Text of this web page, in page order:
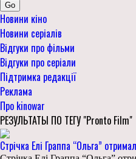
Go
Новини кіно
Новини серіалів
Відгуки про фільми
Відгуки про серіали
Підтримка редакції
Реклама
Про kinowar
РЕЗУЛЬТАТЫ ПО ТЕГУ "Pronto Film"
Стрічка Елі Граппа “Ольга”